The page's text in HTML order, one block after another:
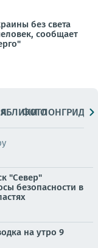
без света
сообщает
ФОТОЛОНГРИДЫ
"Север"
безопасности в
на утро 9